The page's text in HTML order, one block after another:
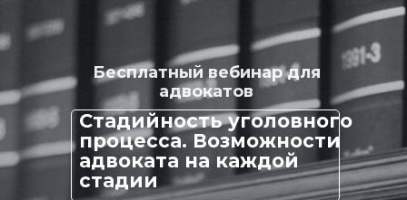
Стадийность уголовного
процесса. Возможности
адвоката на каждой
стадии
Бесплатный вебинар для
адвокатов